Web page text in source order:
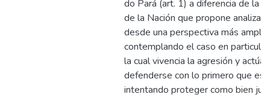
do Pará (art. 1) a diferencia de la
de la Nación que propone analizar
desde una perspectiva más amplia
contemplando el caso en
la cual vivencia la agresión y actúa
defenderse con lo primero que
intentando proteger como bien